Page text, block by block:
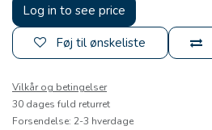
Log in to see price
Føj til ønskeliste
Vilkår og betingelser
30 dages fuld returret
Forsendelse: 2-3 hverdage